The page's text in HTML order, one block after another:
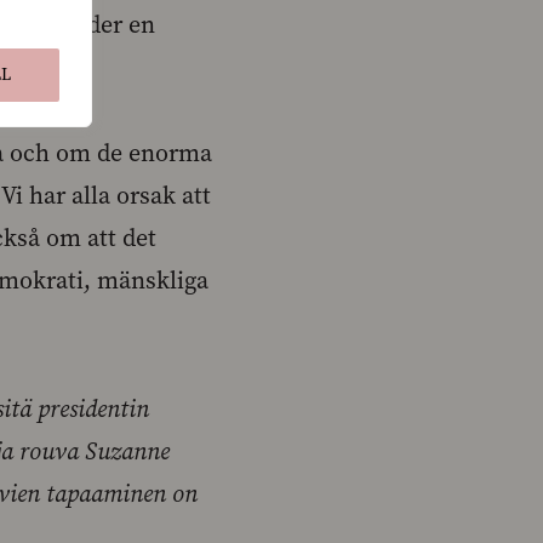
jag under en
om de enorma
har alla orsak att
om att det
mänskliga
presidentin
rouva Suzanne
tapaaminen on